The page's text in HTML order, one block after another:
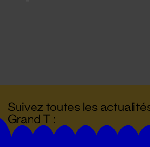
Suivez toutes les
Grand T :